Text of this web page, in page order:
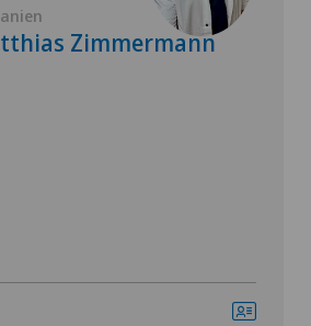
Zimmermann